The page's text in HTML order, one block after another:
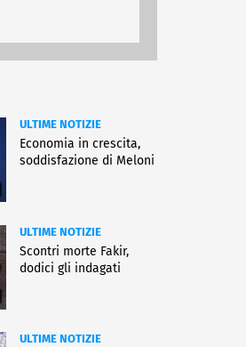
ULTIME NOTIZIE
Economia in crescita,
soddisfazione di Meloni
ULTIME NOTIZIE
Scontri morte Fakir,
dodici gli indagati
ULTIME NOTIZIE